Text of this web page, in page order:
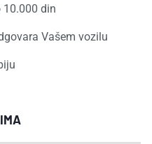
10.000 din
Vašem vozilu